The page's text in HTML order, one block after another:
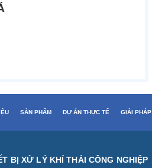
SẢN PHẨM DỰ ÁN THỰC TẾ GIẢI PHÁP
BỊ XỬ LÝ KHÍ THẢI CÔNG NGHIỆP